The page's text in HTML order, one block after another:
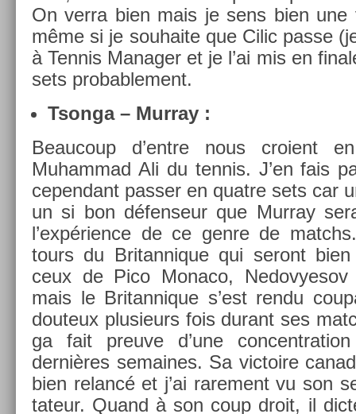
On verra bien mais je sens bien une
même si je souhaite que Cilic passe
à Ten­nis Man­ag­er et je l’ai mis en
sets pro­bab­le­ment.
Tson­ga – Mur­ray :
Be­aucoup d’entre nous croient
Muham­mad Ali du ten­nis. J’en fais
cepen­dant pass­er en quat­re sets car
un si bon défen­seur que Mur­ray
l’expéri­ence de ce genre de
tours du Britan­nique qui seront
ceux de Pico Monaco, Nedovyesov
mais le Britan­nique s’est rendu
douteux plusieurs fois durant ses
ga fait pre­uve d’une
dernières semaines. Sa vic­toire
bien re­lancé et j’ai rare­ment vu son
tateur. Quand à son coup droit, il